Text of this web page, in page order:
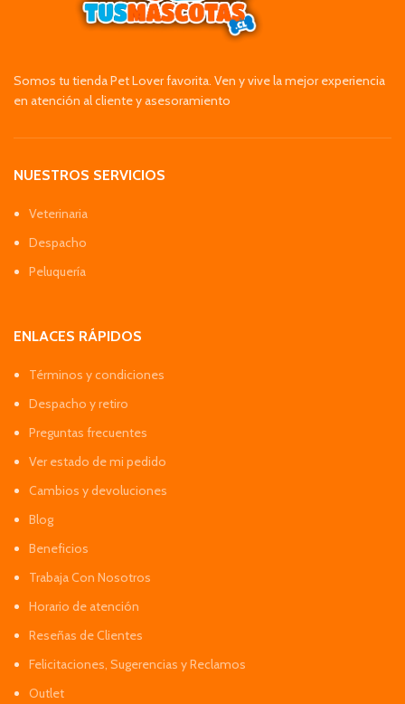
Somos tu tienda Pet Lover favorita. Ven y vive la mejor experiencia
en atención al cliente y asesoramiento
NUESTROS SERVICIOS
Veterinaria
Despacho
Peluquería
ENLACES RÁPIDOS
Términos y condiciones
Despacho y retiro
Preguntas frecuentes
Ver estado de mi pedido
Cambios y devoluciones
Blog
Beneficios
Trabaja Con Nosotros
Horario de atención
Reseñas de Clientes
Felicitaciones, Sugerencias y Reclamos
Outlet